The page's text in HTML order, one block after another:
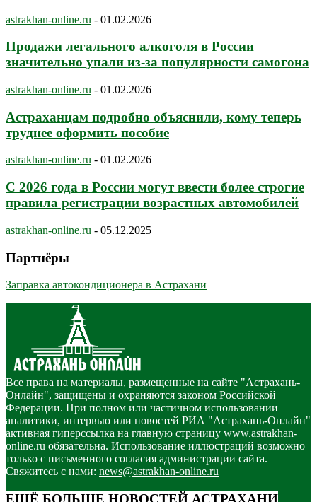
astrakhan-online.ru - 01.02.2026
Продажи легального алкоголя в России
значительно упали из-за популярности самогона
astrakhan-online.ru - 01.02.2026
Астраханцам подробно объяснили, кому теперь
труднее оформить пособие
astrakhan-online.ru - 01.02.2026
С 2026 года в России могут ввести более строгие
правила регистрации возрастных автомобилей
astrakhan-online.ru - 05.12.2025
Партнёры
Заправка автокондиционера в Астрахани
Все права на материалы, размещенные на сайте "Астрахань-
Онлайн", защищены и охраняются законом Российской
Федерации. При полном или частичном использовании
аналитики, интервью или новостей РИА "Астрахань-Онлайн"
активная гиперссылка на главную страницу www.astrakhan-
online.ru обязательна. Использование иллюстраций возможно
только с письменного согласия администрации сайта.
Свяжитесь с нами: news@astrakhan-online.ru
ЕЩЁ БОЛЬШЕ НОВОСТЕЙ АСТРАХАНИ